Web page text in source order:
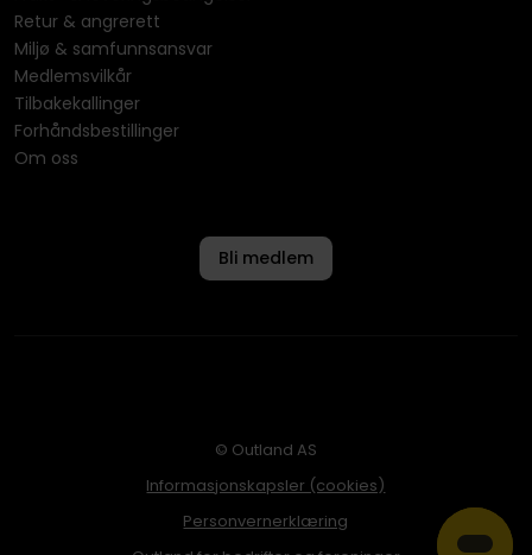
Retur & angrerett
Miljø & samfunnsansvar
Medlemsvilkår
Tilbakekallinger
Forhåndsbestillinger
Om oss
Bli medlem
© Outland AS
Informasjonskapsler (cookies)
Personvernerklæring